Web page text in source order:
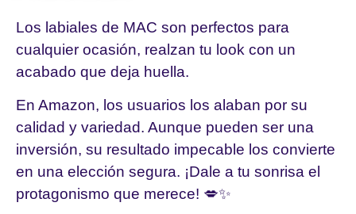
Los labiales de MAC son perfectos para
cualquier ocasión, realzan tu look con un
acabado que deja huella.
En Amazon, los usuarios los alaban por su
calidad y variedad. Aunque pueden ser una
inversión, su resultado impecable los convierte
en una elección segura. ¡Dale a tu sonrisa el
protagonismo que merece! 💋✨